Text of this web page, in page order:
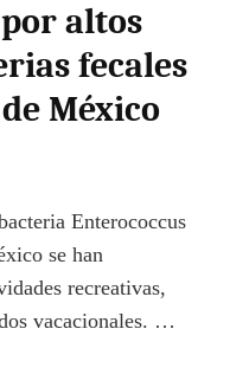
altos
fecales
México
Enterococcus
se han
recreativas,
vacacionales. …